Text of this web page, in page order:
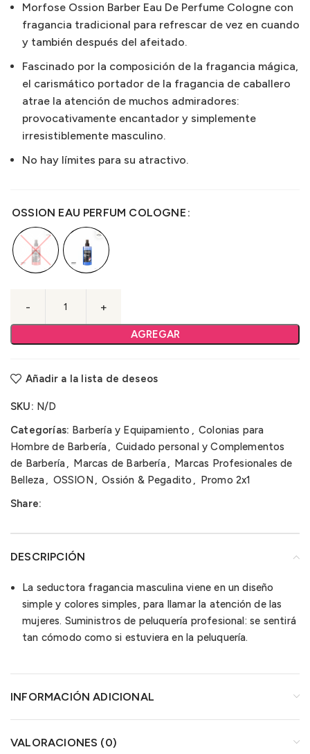
Morfose Ossion Barber Eau De Perfume Cologne con
fragancia tradicional para refrescar de vez en cuando
y también después del afeitado.
Fascinado por la composición de la fragancia mágica,
el carismático portador de la fragancia de caballero
atrae la atención de muchos admiradores:
provocativamente encantador y simplemente
irresistiblemente masculino.
No hay límites para su atractivo.
OSSION EAU PERFUM COLOGNE
AGREGAR
Añadir a la lista de deseos
SKU: N/D
Categorías: Barbería y Equipamiento , Colonias para
Hombre de Barbería, Cuidado personal y Complementos
de Barbería, Marcas de Barbería, Marcas Profesionales de
Belleza, OSSION, Ossión & Pegadito , Promo 2x1
Share:
DESCRIPCIÓN
La seductora fragancia masculina viene en un diseño
simple y colores simples, para llamar la atención de las
mujeres. Suministros de peluquería profesional: se sentirá
tan cómodo como si estuviera en la peluquería.
INFORMACIÓN ADICIONAL
VALORACIONES (0)